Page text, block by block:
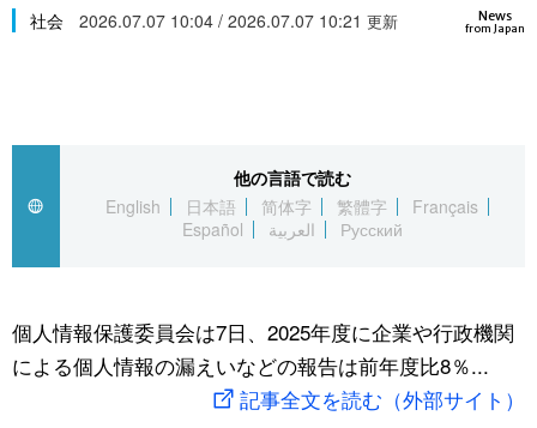
Русский
カテゴリー
経済・ビジネス
国際
文化
トップ
アーカイブ
In-depth
Japan Data
動画/Live
スポーツ・東京2020
News
from Japan
社会 2026.07.07 10:04 / 2026.07.07 10:21 更新
他の言語で読む
English
日本語 简体字 繁體字
Français
Español
العربية Русский
個人情報保護委員会は7日、2025年度に企業や行政機関
による個人情報の漏えいなどの報告は前年度比8％...
記事全文を読む（外部サイト）